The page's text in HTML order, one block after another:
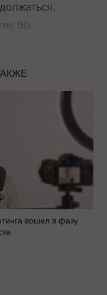
TNS
вошел в фазу